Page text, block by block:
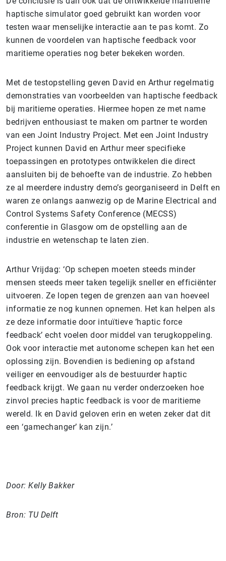
haptische simulator goed gebruikt kan worden voor
testen waar menselijke interactie aan te pas komt. Zo
kunnen de voordelen van haptische feedback voor
maritieme operaties nog beter bekeken worden.
Met de testopstelling geven David en Arthur regelmatig
demonstraties van voorbeelden van haptische feedback
bij maritieme operaties. Hiermee hopen ze met name
bedrijven enthousiast te maken om partner te worden
van een Joint Industry Project. Met een Joint Industry
Project kunnen David en Arthur meer specifieke
toepassingen en prototypes ontwikkelen die direct
aansluiten bij de behoefte van de industrie. Zo hebben
ze al meerdere industry demo’s georganiseerd in Delft en
waren ze onlangs aanwezig op de Marine Electrical and
Control Systems Safety Conference (MECSS)
conferentie in Glasgow om de opstelling aan de
industrie en wetenschap te laten zien.
Arthur Vrijdag: ‘Op schepen moeten steeds minder
mensen steeds meer taken tegelijk sneller en efficiënter
uitvoeren. Ze lopen tegen de grenzen aan van hoeveel
informatie ze nog kunnen opnemen. Het kan helpen als
ze deze informatie door intuïtieve ‘haptic force
feedback’ echt voelen door middel van terugkoppeling.
Ook voor interactie met autonome schepen kan het een
oplossing zijn. Bovendien is bediening op afstand
veiliger en eenvoudiger als de bestuurder haptic
feedback krijgt. We gaan nu verder onderzoeken hoe
zinvol precies haptic feedback is voor de maritieme
wereld. Ik en David geloven erin en weten zeker dat dit
een ‘gamechanger’ kan zijn.’
Door: Kelly Bakker
Bron: TU Delft